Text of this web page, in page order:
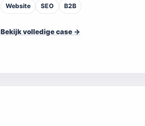
Website SEO B2B
Bekijk volledige case →